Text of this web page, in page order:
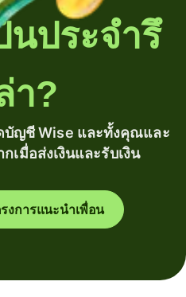
นประจำรึ
า?
บัญชี Wise และทั้งคุณและ
เมื่อส่งเงินและรับเงิน
งการแนะนำเพื่อน